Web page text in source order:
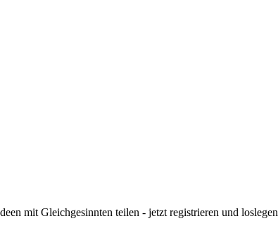
mit Gleichgesinnten teilen - jetzt registrieren und loslegen